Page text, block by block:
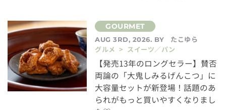
AUG 3RD, 2026. BY
たこゆら
グルメ > スイーツ／パン
【発売13年のロングセラー】賛否
両論の「大鬼しみるげんこつ」に
大容量セットが新登場！話題のあ
られがもっと買いやすくなりまし